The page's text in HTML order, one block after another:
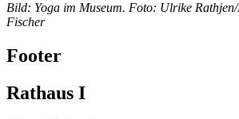
Bild: Yoga im Museum. Foto: Ulrike
Fischer
Footer
Rathaus I